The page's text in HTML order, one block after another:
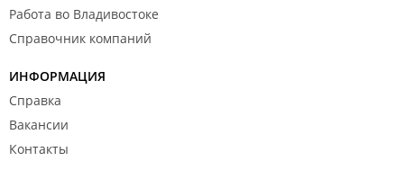
Работа во Владивостоке
Справочник компаний
ИНФОРМАЦИЯ
Справка
Вакансии
Контакты